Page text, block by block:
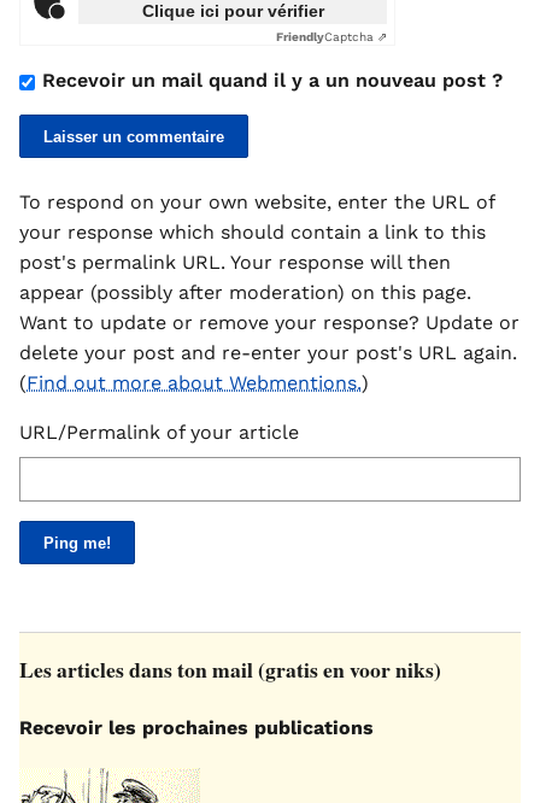
Clique ici pour vérifier
FriendlyCaptcha ⇗
Recevoir un mail quand il y a un nouveau post ?
To respond on your own website, enter the URL of
your response which should contain a link to this
post's permalink URL. Your response will then
appear (possibly after moderation) on this page.
Want to update or remove your response? Update or
delete your post and re-enter your post's URL again.
(Find out more about Webmentions.)
URL/Permalink of your article
Les articles dans ton mail (gratis en voor niks)
Recevoir les prochaines publications